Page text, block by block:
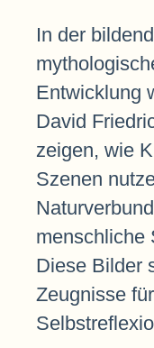
In der
Entwicklung
David
zeigen, wie
Szenen
menschliche
Diese Bilder
Zeugnisse